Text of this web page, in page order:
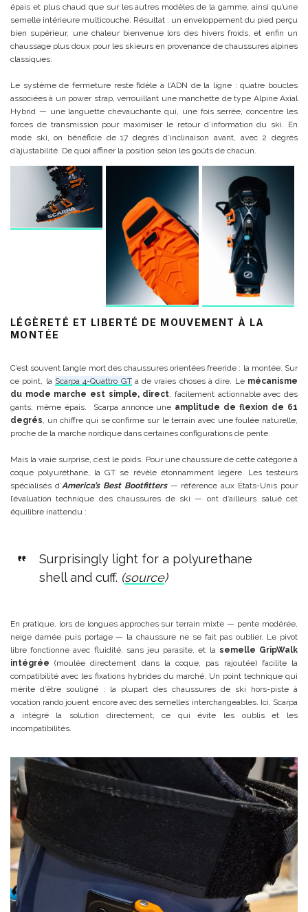
épais et plus chaud que sur les autres modèles de la gamme, ainsi qu’une
semelle intérieure multicouche. Résultat : un enveloppement du pied perçu
bien supérieur, une chaleur bienvenue lors des hivers froids, et enfin un
chaussage plus doux pour les skieurs en provenance de chaussures alpines
classiques.
Le système de fermeture reste fidèle à l’ADN de la ligne : quatre boucles
associées à un power strap, verrouillant une manchette de type Alpine Axial
Hybrid — une languette chevauchante qui, une fois serrée, concentre les
forces de transmission pour maximiser le retour d’information du ski. En
mode ski, on bénéficie de 17 degrés d’inclinaison avant, avec 2 degrés
d’ajustabilité. De quoi affiner la position selon les goûts de chacun.
LÉGÈRETÉ ET LIBERTÉ DE MOUVEMENT À LA
MONTÉE
C’est souvent l’angle mort des chaussures orientées freeride : la montée. Sur
ce point, la Scarpa 4-Quattro GTa de vraies choses à dire. Le mécanisme
du mode marche est simple, direct, facilement actionnable avec des
gants, même épais. Scarpa annonce une amplitude de flexion de 61
degrés, un chiffre qui se confirme sur le terrain avec une foulée naturelle,
proche de la marche nordique dans certaines configurations de pente.
Mais la vraie surprise, c’est le poids. Pour une chaussure de cette catégorie à
coque polyuréthane, la GT se révèle étonnamment légère. Les testeurs
spécialisés d’America’s Best Bootfitters— référence aux États-Unis pour
l’évaluation technique des chaussures de ski — ont d’ailleurs salué cet
équilibre inattendu :
Surprisingly light for a polyurethane
shell and cuff. (source)
En pratique, lors de longues approches sur terrain mixte — pente modérée,
neige damée puis portage — la chaussure ne se fait pas oublier. Le pivot
libre fonctionne avec fluidité, sans jeu parasite, et la semelle GripWalk
intégrée (moulée directement dans la coque, pas rajoutée) facilite la
compatibilité avec les fixations hybrides du marché. Un point technique qui
mérite d’être souligné : la plupart des chaussures de ski hors-piste à
vocation rando jouent encore avec des semelles interchangeables. Ici, Scarpa
a intégré la solution directement, ce qui évite les oublis et les
incompatibilités.